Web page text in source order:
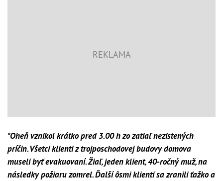
"Oheň vznikol krátko pred 3.00 h zo zatiaľ nezistených
príčin. Všetci klienti z trojposchodovej budovy domova
museli byť evakuovaní. Žiaľ, jeden klient, 40-ročný muž, na
následky požiaru zomrel. Ďalší ôsmi klienti sa zranili ťažko a